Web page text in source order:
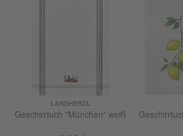
LANDHERZL
Geschirrtuch "München" weiß